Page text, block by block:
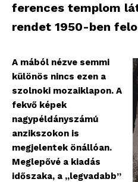
ferences templom
rendet 1950-ben
A mából nézve semmi
különös nincs ezen a
szolnoki mozaiklapon. A
fekvő képek
nagypéldányszámú
anzikszokon is
megjelentek önállóan.
Meglepővé a kiadás
időszaka, a „legvadabb”